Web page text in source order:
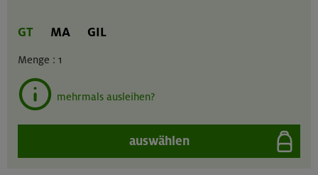
GT MA GIL
Menge : 1
mehrmals ausleihen?
auswählen